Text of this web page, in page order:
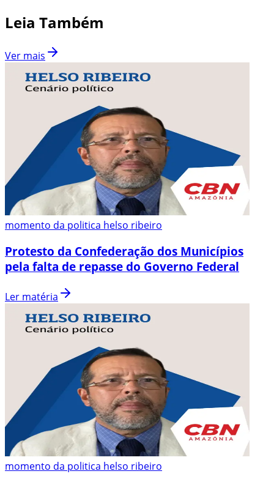
Leia Também
Ver mais
momento da politica helso ribeiro
Protesto da Confederação dos Municípios
pela falta de repasse do Governo Federal
Ler matéria
momento da politica helso ribeiro